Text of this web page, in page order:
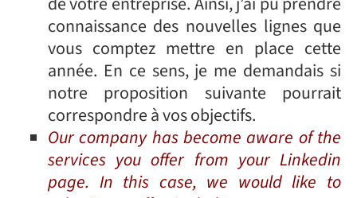
connaissance des nouvelles lignes que
vous comptez mettre en place cette
année. En ce sens, je me demandais si
notre proposition suivante pourrait
correspondre à vos objectifs.
Our company has become aware of the
services you offer from your Linkedin
page. In this case, we would like to